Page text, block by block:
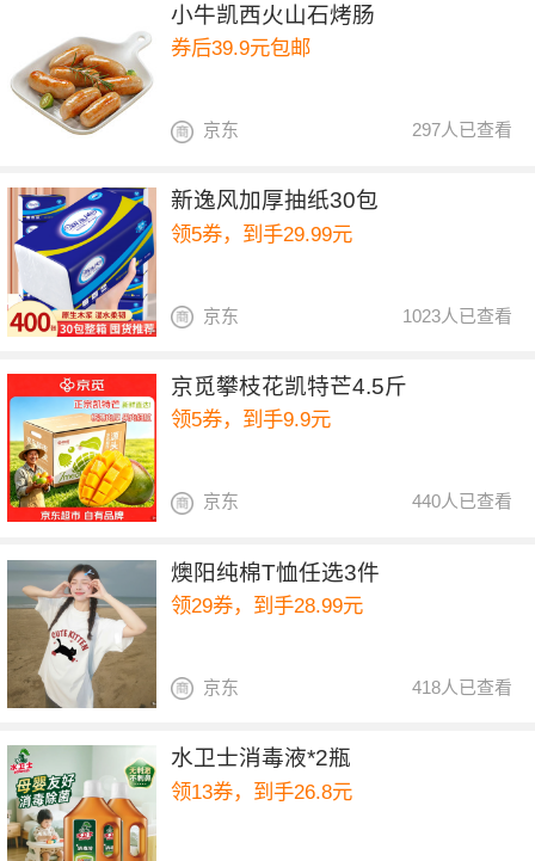
小牛凯西火山石烤肠
券后39.9元包邮
297人已查看
京东
新逸风加厚抽纸30包
领5券，到手29.99元
1023人已查看
京东
京觅攀枝花凯特芒4.5斤
领5券，到手9.9元
440人已查看
京东
燠阳纯棉T恤任选3件
领29券，到手28.99元
418人已查看
京东
水卫士消毒液*2瓶
领13券，到手26.8元